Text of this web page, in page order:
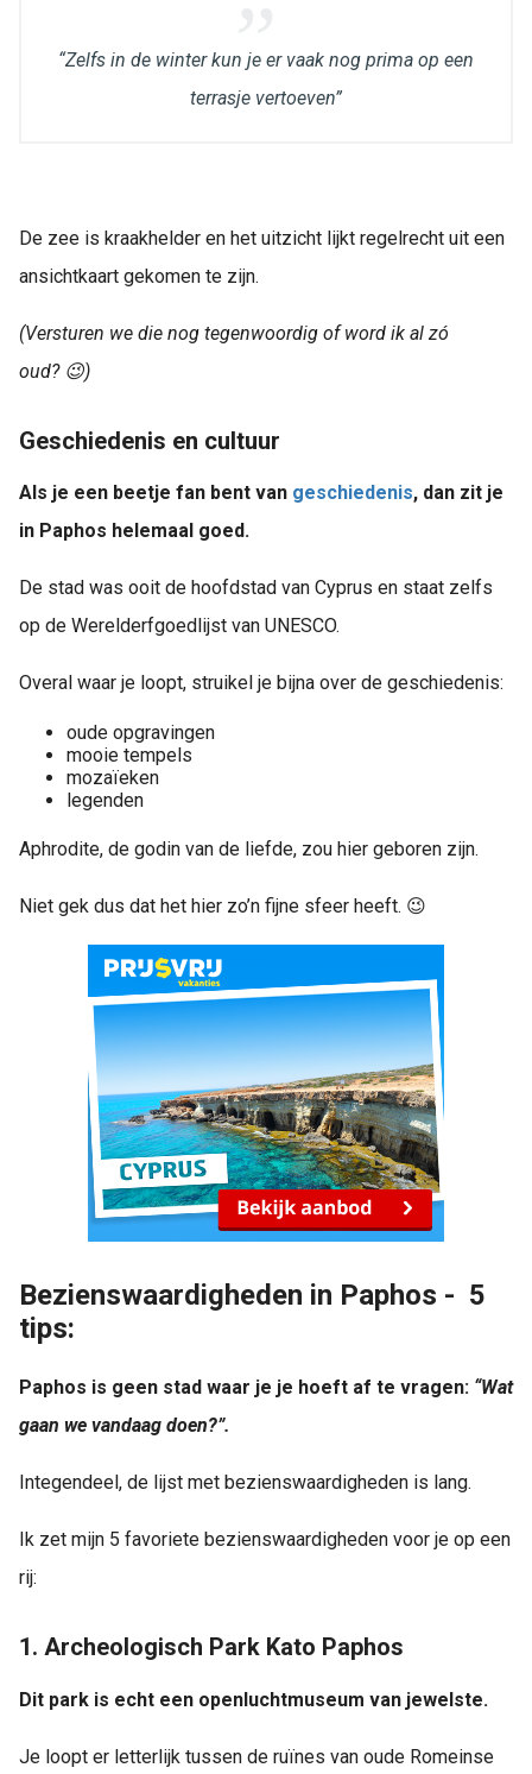
“Zelfs in de winter kun je er vaak nog prima op een
terrasje vertoeven”
De zee is kraakhelder en het uitzicht lijkt regelrecht uit een
ansichtkaart gekomen te zijn.
(Versturen we die nog tegenwoordig of word ik al zó
oud? 😉)
Geschiedenis en cultuur
Als je een beetje fan bent van geschiedenis, dan zit je
in Paphos helemaal goed.
De stad was ooit de hoofdstad van Cyprus en staat zelfs
op de Werelderfgoedlijst van UNESCO.
Overal waar je loopt, struikel je bijna over de geschiedenis:
oude opgravingen
mooie tempels
mozaïeken
legenden
Aphrodite, de godin van de liefde, zou hier geboren zijn.
Niet gek dus dat het hier zo’n fijne sfeer heeft. 😉
Bezienswaardigheden in Paphos - 5
tips:
Paphos is geen stad waar je je hoeft af te vragen: “Wat
gaan we vandaag doen?”.
Integendeel, de lijst met bezienswaardigheden is lang.
Ik zet mijn 5 favoriete bezienswaardigheden voor je op een
rij:
1. Archeologisch Park Kato Paphos
Dit park is echt een openluchtmuseum van jewelste.
Je loopt er letterlijk tussen de ruïnes van oude Romeinse